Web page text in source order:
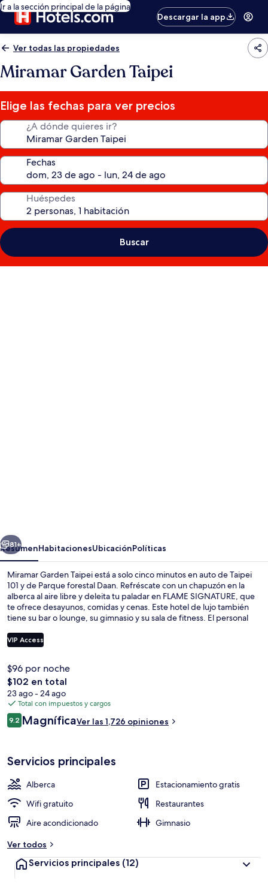
Ir a la sección principal de la página
Descargar la app
Ver todas las propiedades
Miramar Garden Taipei
Elige las fechas para ver precios
¿A dónde quieres ir?
Fechas
Huéspedes
Buscar
Siguiente
81+
ResumenHabitacionesUbicaciónPolíticas
Miramar Garden Taipei está a solo cinco minutos en auto de Taipei
101 y de Parque forestal Daan. Refréscate con un chapuzón en la
alberca al aire libre y deleita tu paladar en FLAME SIGNATURE, que
te ofrece desayunos, comidas y cenas. Este hotel de lujo también
tiene su bar o lounge, su gimnasio y su sala de fitness. El personal
otros visitantes. La propiedad está a una corta distancia a pie de
algunas opciones de transporte público: Estación de metro
Zhongxiao Fuxing está a 13 minutos.
VIP Access
$96 por noche
El
precio
total
es
de
$102 en total
23 ago - 24 ago
Total con impuestos y cargos
Opiniones
9.29.2 de 10,
MagníficaVer las 1,726 opiniones
Servicios principales
Alberca
Estacionamiento gratis
Wifi gratuito
Restaurantes
Aire acondicionado
Gimnasio
Ver todos
Servicios principales (12)